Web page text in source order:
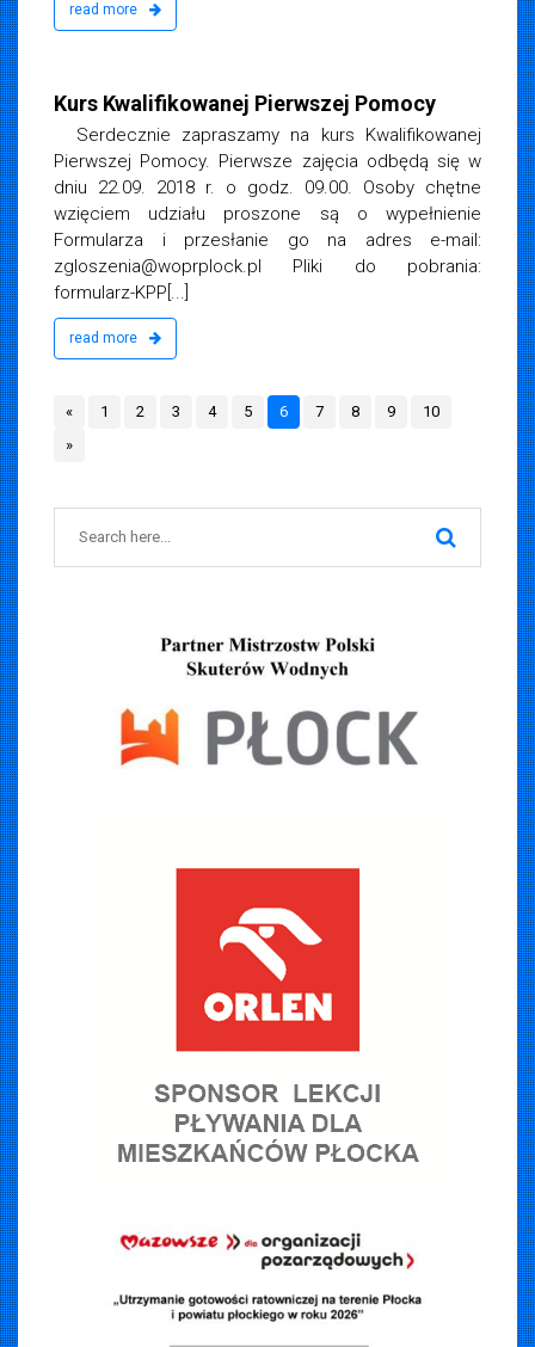
read more
Kurs Kwalifikowanej Pierwszej Pomocy
Serdecznie zapraszamy na kurs Kwalifikowanej
Pierwszej Pomocy. Pierwsze zajęcia odbędą się w
dniu 22.09. 2018 r. o godz. 09.00. Osoby chętne
wzięciem udziału proszone są o wypełnienie
Formularza i przesłanie go na adres e-mail:
zgloszenia@woprplock.pl Pliki do pobrania:
formularz-KPP[...]
read more
« 1 2 3 4 5 6 7 8 9
10
»